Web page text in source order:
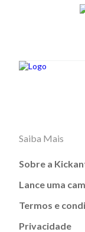
Saiba Mais
Sobre a
Lance uma
Termos e
Privacidade